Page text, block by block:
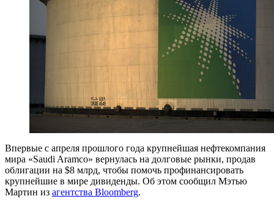
Впервые с апреля прошлого года крупнейшая нефтекомпания
мира «Saudi Aramco» вернулась на долговые рынки, продав
облигации на $8 млрд, чтобы помочь профинансировать
крупнейшие в мире дивиденды. Об этом сообщил Мэтью
Мартин из агентства Bloomberg.